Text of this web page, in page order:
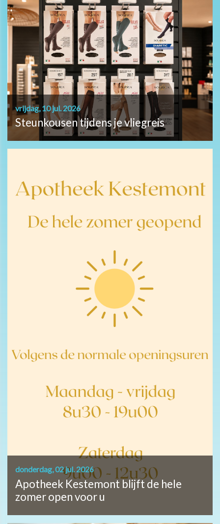
vrijdag, 10 jul. 2026
Steunkousen tijdens je vliegreis
donderdag, 02 jul. 2026
Apotheek Kestemont blijft de hele
zomer open voor u